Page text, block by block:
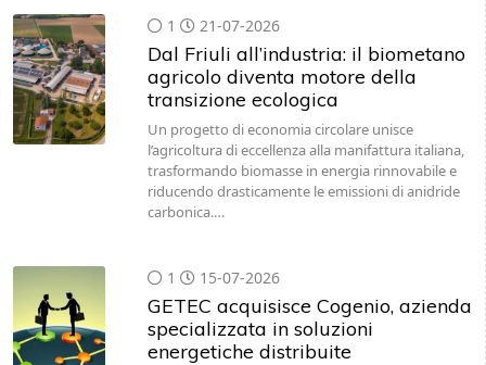
1 21-07-2026
Dal Friuli all’industria: il biometano
agricolo diventa motore della
transizione ecologica
Un progetto di economia circolare unisce
l’agricoltura di eccellenza alla manifattura italiana,
trasformando biomasse in energia rinnovabile e
riducendo drasticamente le emissioni di anidride
carbonica.…
1 15-07-2026
GETEC acquisisce Cogenio, azienda
specializzata in soluzioni
energetiche distribuite